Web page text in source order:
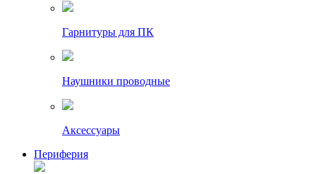
Гарнитуры для ПК
Наушники проводные
Аксессуары
Периферия